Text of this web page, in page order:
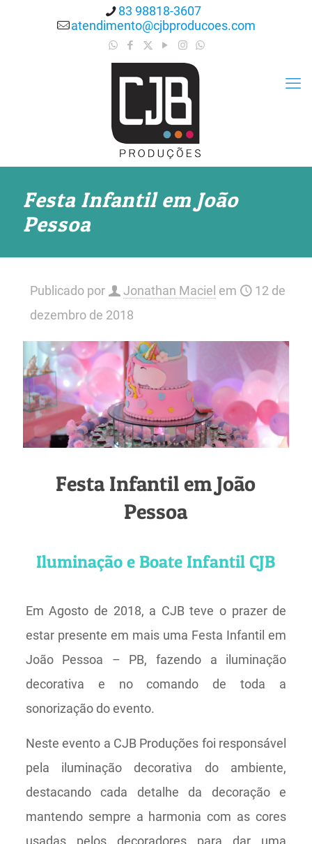
83 98818-3607
atendimento@cjbproducoes.com
Festa Infantil em João
Pessoa
Publicado por Jonathan Maciel em
12 de
dezembro de 2018
Festa Infantil em João
Pessoa
Iluminação e Boate Infantil CJB
Em Agosto de 2018, a CJB teve o prazer de
estar presente em mais uma Festa Infantil em
João Pessoa – PB, fazendo a iluminação
decorativa e no comando de toda a
sonorização do evento.
Neste evento a CJB Produções foi responsável
pela iluminação decorativa do ambiente,
destacando cada detalhe da decoração e
mantendo sempre a harmonia com as cores
usadas pelos decoradores para dar uma